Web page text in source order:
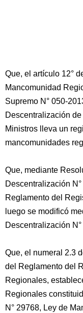
Que, el artículo 12°
Mancomunidad
Supremo N° 050-
Descentralización
Ministros lleva un
mancomunidades
Que, mediante
Descentralización
Reglamento del
luego se modificó
Descentralización
Que, el numeral 2.3
del Reglamento del
Regionales,
Regionales
N° 29768, Ley de